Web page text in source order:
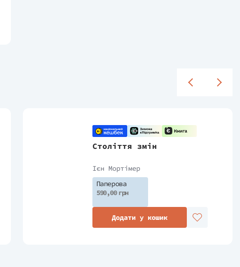
Століття змін
Ієн Мортімер
Паперова
590,00 грн
Додати у кошик